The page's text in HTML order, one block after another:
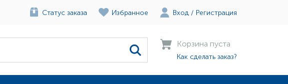
Статус заказа Избранное Вход / Регистрация
Корзина пуста
Как сделать заказ?